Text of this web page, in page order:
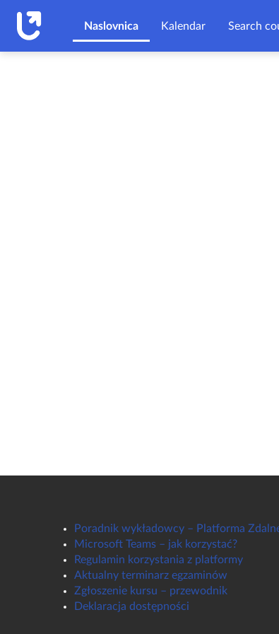
Naslovnica
Kalendar Search
Poradnik wykładowcy – Platforma
Microsoft Teams – jak korzystać?
Regulamin korzystania z platformy
Aktualny terminarz egzaminów
Zgłoszenie kursu – przewodnik
Deklaracja dostępności